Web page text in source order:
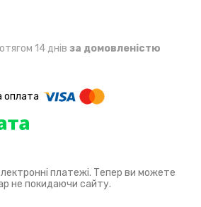
14 днів за домовленістю
платежі. Тепер ви можете
не покидаючи сайту.